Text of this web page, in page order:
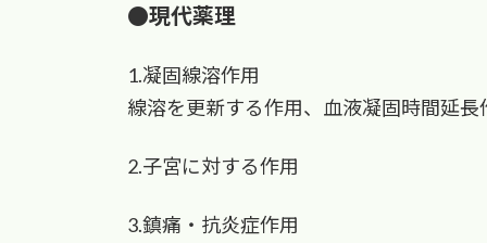
●現代薬理
1.凝固線溶作用
線溶を更新する作用、血液凝固時間延長
2.子宮に対する作用
3.鎮痛・抗炎症作用